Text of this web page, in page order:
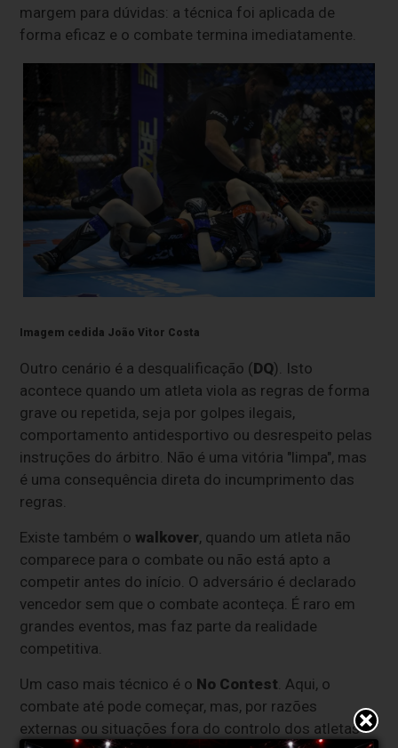
margem para dúvidas: a técnica foi aplicada de
forma eficaz e o combate termina imediatamente.
Imagem cedida João Vitor Costa
Outro cenário é a desqualificação (DQ). Isto
acontece quando um atleta viola as regras de forma
grave ou repetida, seja por golpes ilegais,
comportamento antidesportivo ou desrespeito pelas
instruções do árbitro. Não é uma vitória "limpa", mas
é uma consequência direta do incumprimento das
regras.
Existe também owalkover, quando um atleta não
comparece para o combate ou não está apto a
competir antes do início. O adversário é declarado
vencedor sem que o combate aconteça. É raro em
grandes eventos, mas faz parte da realidade
competitiva.
Um caso mais técnico é o No Contest . Aqui, o
combate até pode começar, mas, por razões
externas ou situações fora do controlo dos atletas —